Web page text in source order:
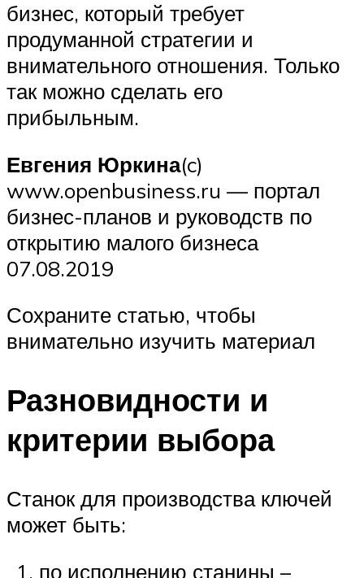
бизнес, который требует
продуманной стратегии и
внимательного отношения. Только
так можно сделать его
прибыльным.
Евгения Юркина(c)
www.openbusiness.ru — портал
бизнес-планов и руководств по
открытию малого бизнеса
07.08.2019
Сохраните статью, чтобы
внимательно изучить материал
Разновидности и
критерии выбора
Станок для производства ключей
может быть:
по исполнению станины –